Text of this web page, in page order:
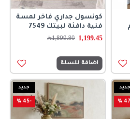
كونسول جداري فاخر لمسة
فنية دافئة لبيتك 7549
1,199.45
1,899.80﷼
اضافة للسلة
جديد جديد
-45 %